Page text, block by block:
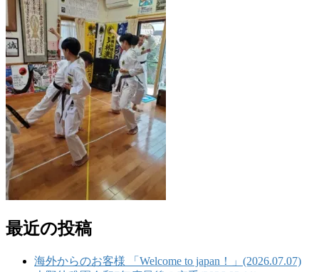
最近の投稿
海外からのお客様 「Welcome to japan！」(2026.07.07)